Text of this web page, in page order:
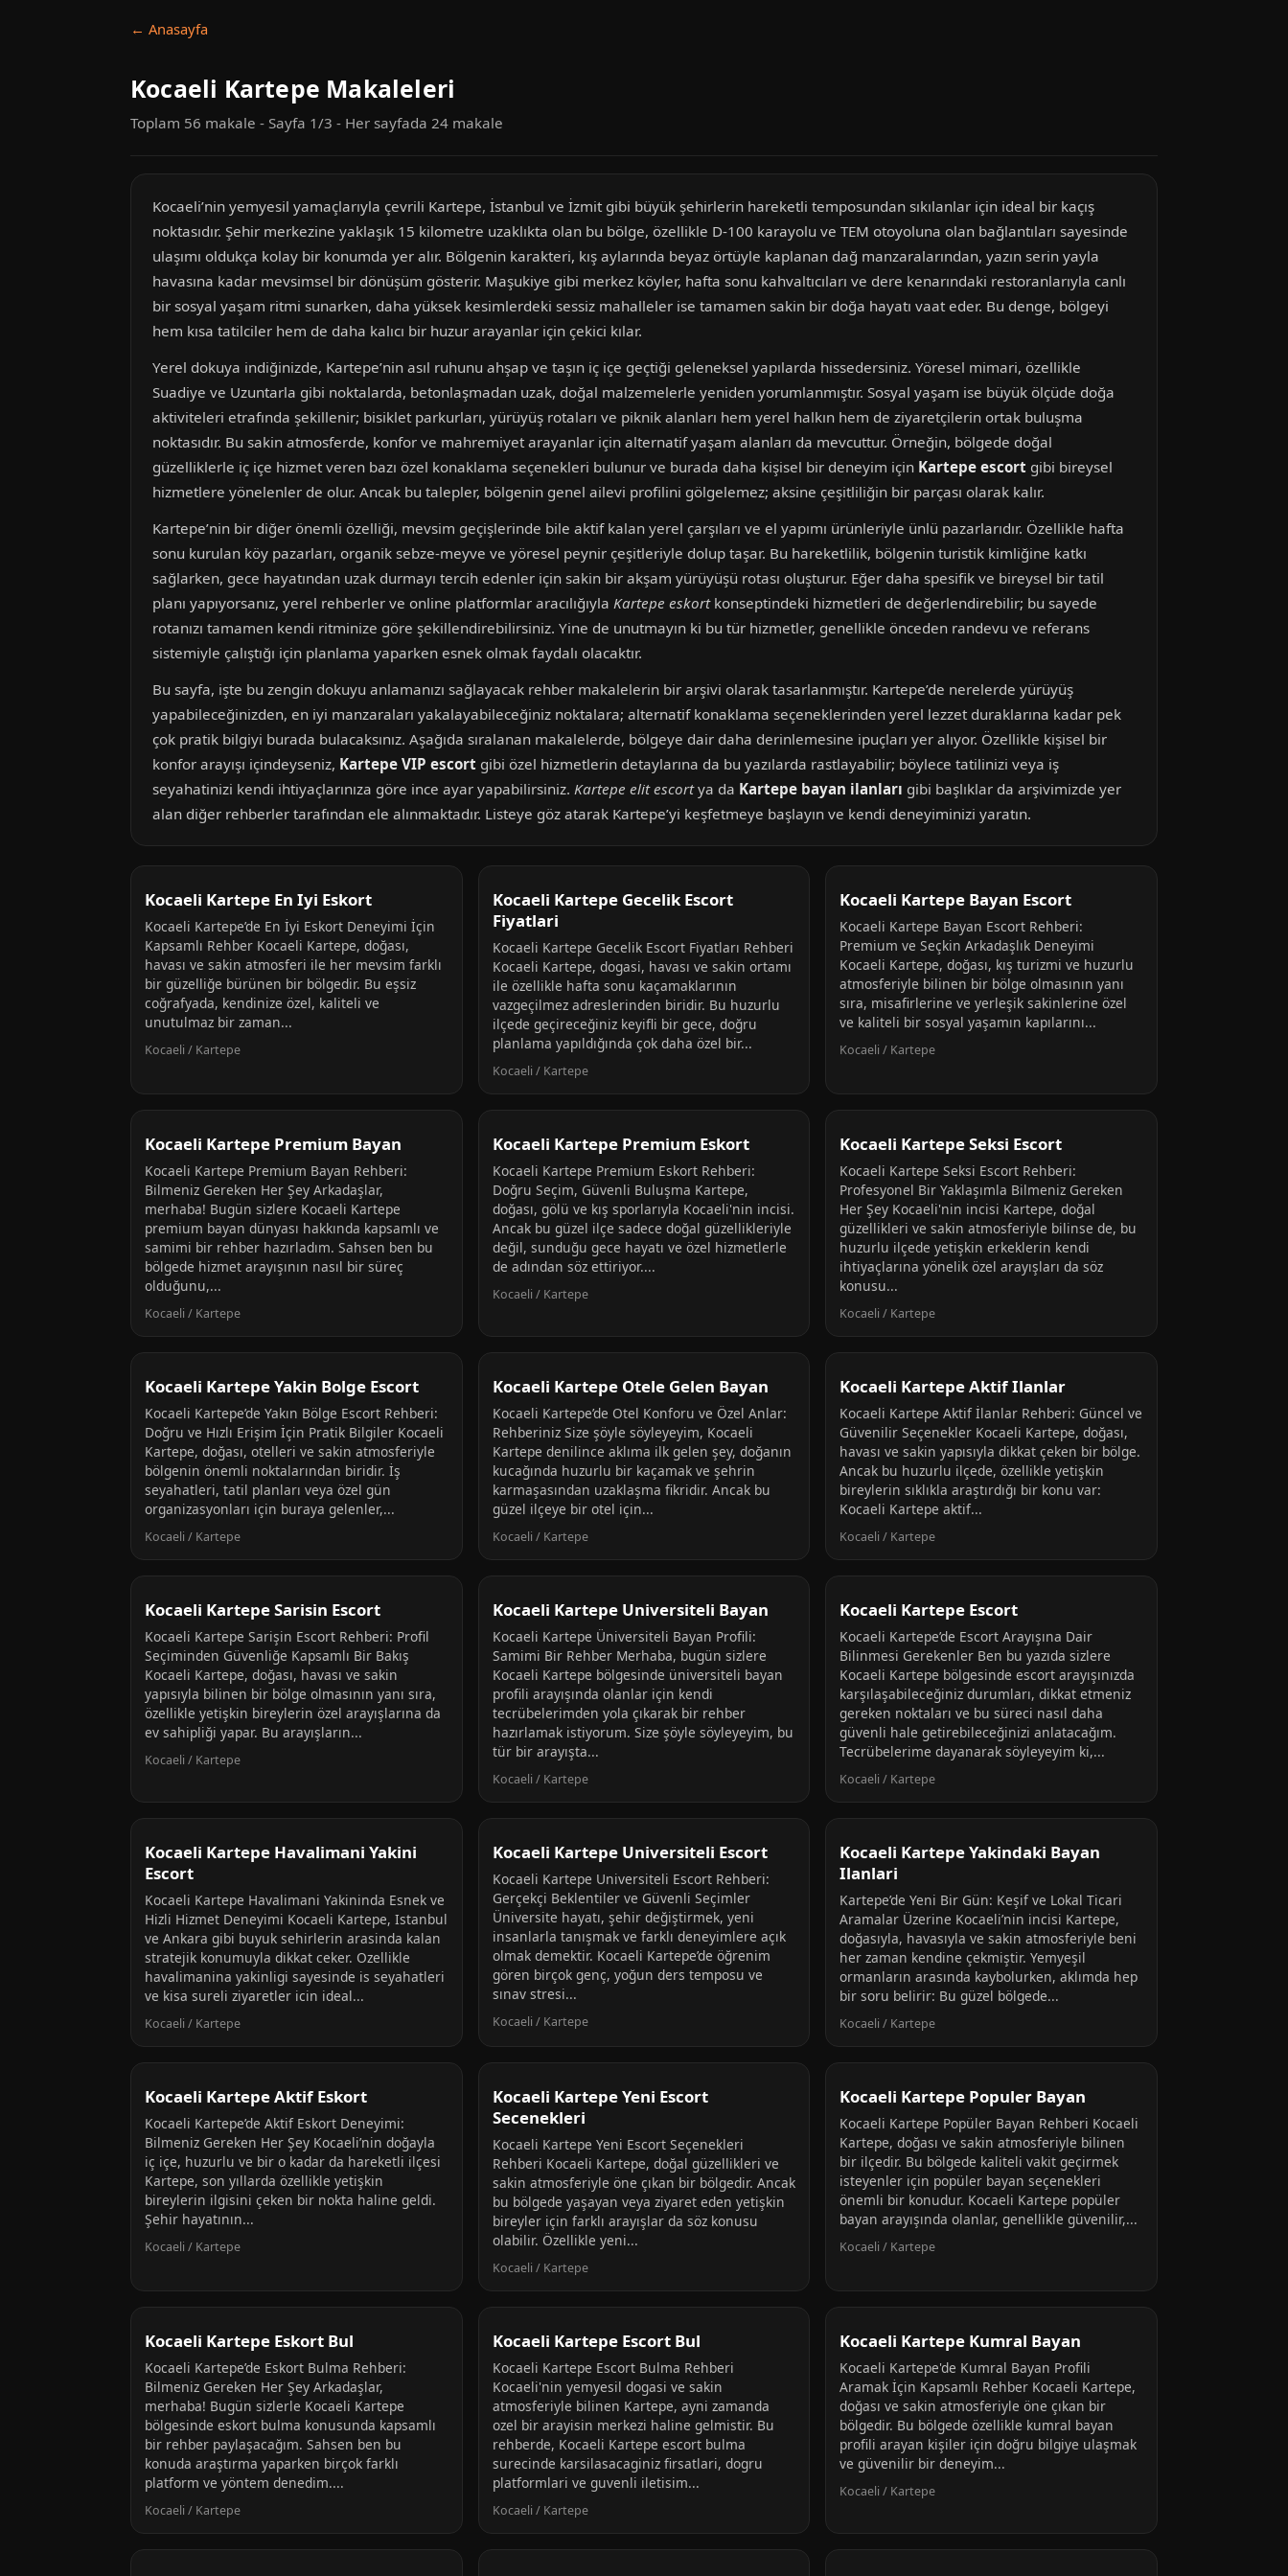
← Anasayfa
Kocaeli Kartepe Makaleleri
Toplam 56 makale - Sayfa 1/3 - Her sayfada 24 makale
Kocaeli’nin yemyesil yamaçlarıyla çevrili Kartepe, İstanbul ve İzmit gibi büyük şehirlerin hareketli temposundan sıkılanlar için ideal bir kaçış
noktasıdır. Şehir merkezine yaklaşık 15 kilometre uzaklıkta olan bu bölge, özellikle D-100 karayolu ve TEM otoyoluna olan bağlantıları sayesinde
ulaşımı oldukça kolay bir konumda yer alır. Bölgenin karakteri, kış aylarında beyaz örtüyle kaplanan dağ manzaralarından, yazın serin yayla
havasına kadar mevsimsel bir dönüşüm gösterir. Maşukiye gibi merkez köyler, hafta sonu kahvaltıcıları ve dere kenarındaki restoranlarıyla canlı
bir sosyal yaşam ritmi sunarken, daha yüksek kesimlerdeki sessiz mahalleler ise tamamen sakin bir doğa hayatı vaat eder. Bu denge, bölgeyi
hem kısa tatilciler hem de daha kalıcı bir huzur arayanlar için çekici kılar.
Yerel dokuya indiğinizde, Kartepe’nin asıl ruhunu ahşap ve taşın iç içe geçtiği geleneksel yapılarda hissedersiniz. Yöresel mimari, özellikle
Suadiye ve Uzuntarla gibi noktalarda, betonlaşmadan uzak, doğal malzemelerle yeniden yorumlanmıştır. Sosyal yaşam ise büyük ölçüde doğa
aktiviteleri etrafında şekillenir; bisiklet parkurları, yürüyüş rotaları ve piknik alanları hem yerel halkın hem de ziyaretçilerin ortak buluşma
noktasıdır. Bu sakin atmosferde, konfor ve mahremiyet arayanlar için alternatif yaşam alanları da mevcuttur. Örneğin, bölgede doğal
güzelliklerle iç içe hizmet veren bazı özel konaklama seçenekleri bulunur ve burada daha kişisel bir deneyim için Kartepe escort gibi bireysel
hizmetlere yönelenler de olur. Ancak bu talepler, bölgenin genel ailevi profilini gölgelemez; aksine çeşitliliğin bir parçası olarak kalır.
Kartepe’nin bir diğer önemli özelliği, mevsim geçişlerinde bile aktif kalan yerel çarşıları ve el yapımı ürünleriyle ünlü pazarlarıdır. Özellikle hafta
sonu kurulan köy pazarları, organik sebze-meyve ve yöresel peynir çeşitleriyle dolup taşar. Bu hareketlilik, bölgenin turistik kimliğine katkı
sağlarken, gece hayatından uzak durmayı tercih edenler için sakin bir akşam yürüyüşü rotası oluşturur. Eğer daha spesifik ve bireysel bir tatil
planı yapıyorsanız, yerel rehberler ve online platformlar aracılığıyla Kartepe eskortkonseptindeki hizmetleri de değerlendirebilir; bu sayede
rotanızı tamamen kendi ritminize göre şekillendirebilirsiniz. Yine de unutmayın ki bu tür hizmetler, genellikle önceden randevu ve referans
sistemiyle çalıştığı için planlama yaparken esnek olmak faydalı olacaktır.
Bu sayfa, işte bu zengin dokuyu anlamanızı sağlayacak rehber makalelerin bir arşivi olarak tasarlanmıştır. Kartepe’de nerelerde yürüyüş
yapabileceğinizden, en iyi manzaraları yakalayabileceğiniz noktalara; alternatif konaklama seçeneklerinden yerel lezzet duraklarına kadar pek
çok pratik bilgiyi burada bulacaksınız. Aşağıda sıralanan makalelerde, bölgeye dair daha derinlemesine ipuçları yer alıyor. Özellikle kişisel bir
konfor arayışı içindeyseniz, Kartepe VIP escort gibi özel hizmetlerin detaylarına da bu yazılarda rastlayabilir; böylece tatilinizi veya iş
seyahatinizi kendi ihtiyaçlarınıza göre ince ayar yapabilirsiniz. Kartepe elit escortya da Kartepe bayan ilanları gibi başlıklar da arşivimizde yer
alan diğer rehberler tarafından ele alınmaktadır. Listeye göz atarak Kartepe’yi keşfetmeye başlayın ve kendi deneyiminizi yaratın.
Kocaeli Kartepe En Iyi Eskort
Kocaeli Kartepe’de En İyi Eskort Deneyimi İçin
Kapsamlı Rehber Kocaeli Kartepe, doğası,
havası ve sakin atmosferi ile her mevsim farklı
bir güzelliğe bürünen bir bölgedir. Bu eşsiz
coğrafyada, kendinize özel, kaliteli ve
unutulmaz bir zaman...
Kocaeli / Kartepe
Kocaeli Kartepe Gecelik Escort
Fiyatlari
Kocaeli Kartepe Gecelik Escort Fiyatları Rehberi
Kocaeli Kartepe, dogasi, havası ve sakin ortamı
ile özellikle hafta sonu kaçamaklarının
vazgeçilmez adreslerinden biridir. Bu huzurlu
ilçede geçireceğiniz keyifli bir gece, doğru
planlama yapıldığında çok daha özel bir...
Kocaeli / Kartepe
Kocaeli Kartepe Bayan Escort
Kocaeli Kartepe Bayan Escort Rehberi:
Premium ve Seçkin Arkadaşlık Deneyimi
Kocaeli Kartepe, doğası, kış turizmi ve huzurlu
atmosferiyle bilinen bir bölge olmasının yanı
sıra, misafirlerine ve yerleşik sakinlerine özel
ve kaliteli bir sosyal yaşamın kapılarını...
Kocaeli / Kartepe
Kocaeli Kartepe Premium Bayan
Kocaeli Kartepe Premium Bayan Rehberi:
Bilmeniz Gereken Her Şey Arkadaşlar,
merhaba! Bugün sizlere Kocaeli Kartepe
premium bayan dünyası hakkında kapsamlı ve
samimi bir rehber hazırladım. Sahsen ben bu
bölgede hizmet arayışının nasıl bir süreç
olduğunu,...
Kocaeli / Kartepe
Kocaeli Kartepe Premium Eskort
Kocaeli Kartepe Premium Eskort Rehberi:
Doğru Seçim, Güvenli Buluşma Kartepe,
doğası, gölü ve kış sporlarıyla Kocaeli'nin incisi.
Ancak bu güzel ilçe sadece doğal güzellikleriyle
değil, sunduğu gece hayatı ve özel hizmetlerle
de adından söz ettiriyor....
Kocaeli / Kartepe
Kocaeli Kartepe Seksi Escort
Kocaeli Kartepe Seksi Escort Rehberi:
Profesyonel Bir Yaklaşımla Bilmeniz Gereken
Her Şey Kocaeli'nin incisi Kartepe, doğal
güzellikleri ve sakin atmosferiyle bilinse de, bu
huzurlu ilçede yetişkin erkeklerin kendi
ihtiyaçlarına yönelik özel arayışları da söz
konusu...
Kocaeli / Kartepe
Kocaeli Kartepe Yakin Bolge Escort
Kocaeli Kartepe’de Yakın Bölge Escort Rehberi:
Doğru ve Hızlı Erişim İçin Pratik Bilgiler Kocaeli
Kartepe, doğası, otelleri ve sakin atmosferiyle
bölgenin önemli noktalarından biridir. İş
seyahatleri, tatil planları veya özel gün
organizasyonları için buraya gelenler,...
Kocaeli / Kartepe
Kocaeli Kartepe Otele Gelen Bayan
Kocaeli Kartepe’de Otel Konforu ve Özel Anlar:
Rehberiniz Size şöyle söyleyeyim, Kocaeli
Kartepe denilince aklıma ilk gelen şey, doğanın
kucağında huzurlu bir kaçamak ve şehrin
karmaşasından uzaklaşma fikridir. Ancak bu
güzel ilçeye bir otel için...
Kocaeli / Kartepe
Kocaeli Kartepe Aktif Ilanlar
Kocaeli Kartepe Aktif İlanlar Rehberi: Güncel ve
Güvenilir Seçenekler Kocaeli Kartepe, doğası,
havası ve sakin yapısıyla dikkat çeken bir bölge.
Ancak bu huzurlu ilçede, özellikle yetişkin
bireylerin sıklıkla araştırdığı bir konu var:
Kocaeli Kartepe aktif...
Kocaeli / Kartepe
Kocaeli Kartepe Sarisin Escort
Kocaeli Kartepe Sarişin Escort Rehberi: Profil
Seçiminden Güvenliğe Kapsamlı Bir Bakış
Kocaeli Kartepe, doğası, havası ve sakin
yapısıyla bilinen bir bölge olmasının yanı sıra,
özellikle yetişkin bireylerin özel arayışlarına da
ev sahipliği yapar. Bu arayışların...
Kocaeli / Kartepe
Kocaeli Kartepe Universiteli Bayan
Kocaeli Kartepe Üniversiteli Bayan Profili:
Samimi Bir Rehber Merhaba, bugün sizlere
Kocaeli Kartepe bölgesinde üniversiteli bayan
profili arayışında olanlar için kendi
tecrübelerimden yola çıkarak bir rehber
hazırlamak istiyorum. Size şöyle söyleyeyim, bu
tür bir arayışta...
Kocaeli / Kartepe
Kocaeli Kartepe Escort
Kocaeli Kartepe’de Escort Arayışına Dair
Bilinmesi Gerekenler Ben bu yazıda sizlere
Kocaeli Kartepe bölgesinde escort arayışınızda
karşılaşabileceğiniz durumları, dikkat etmeniz
gereken noktaları ve bu süreci nasıl daha
güvenli hale getirebileceğinizi anlatacağım.
Tecrübelerime dayanarak söyleyeyim ki,...
Kocaeli / Kartepe
Kocaeli Kartepe Havalimani Yakini
Escort
Kocaeli Kartepe Havalimani Yakininda Esnek ve
Hizli Hizmet Deneyimi Kocaeli Kartepe, Istanbul
ve Ankara gibi buyuk sehirlerin arasinda kalan
stratejik konumuyla dikkat ceker. Ozellikle
havalimanina yakinligi sayesinde is seyahatleri
ve kisa sureli ziyaretler icin ideal...
Kocaeli / Kartepe
Kocaeli Kartepe Universiteli Escort
Kocaeli Kartepe Universiteli Escort Rehberi:
Gerçekçi Beklentiler ve Güvenli Seçimler
Üniversite hayatı, şehir değiştirmek, yeni
insanlarla tanışmak ve farklı deneyimlere açık
olmak demektir. Kocaeli Kartepe’de öğrenim
gören birçok genç, yoğun ders temposu ve
sınav stresi...
Kocaeli / Kartepe
Kocaeli Kartepe Yakindaki Bayan
Ilanlari
Kartepe’de Yeni Bir Gün: Keşif ve Lokal Ticari
Aramalar Üzerine Kocaeli’nin incisi Kartepe,
doğasıyla, havasıyla ve sakin atmosferiyle beni
her zaman kendine çekmiştir. Yemyeşil
ormanların arasında kaybolurken, aklımda hep
bir soru belirir: Bu güzel bölgede...
Kocaeli / Kartepe
Kocaeli Kartepe Aktif Eskort
Kocaeli Kartepe’de Aktif Eskort Deneyimi:
Bilmeniz Gereken Her Şey Kocaeli’nin doğayla
iç içe, huzurlu ve bir o kadar da hareketli ilçesi
Kartepe, son yıllarda özellikle yetişkin
bireylerin ilgisini çeken bir nokta haline geldi.
Şehir hayatının...
Kocaeli / Kartepe
Kocaeli Kartepe Yeni Escort
Secenekleri
Kocaeli Kartepe Yeni Escort Seçenekleri
Rehberi Kocaeli Kartepe, doğal güzellikleri ve
sakin atmosferiyle öne çıkan bir bölgedir. Ancak
bu bölgede yaşayan veya ziyaret eden yetişkin
bireyler için farklı arayışlar da söz konusu
olabilir. Özellikle yeni...
Kocaeli / Kartepe
Kocaeli Kartepe Populer Bayan
Kocaeli Kartepe Popüler Bayan Rehberi Kocaeli
Kartepe, doğası ve sakin atmosferiyle bilinen
bir ilçedir. Bu bölgede kaliteli vakit geçirmek
isteyenler için popüler bayan seçenekleri
önemli bir konudur. Kocaeli Kartepe popüler
bayan arayışında olanlar, genellikle güvenilir,...
Kocaeli / Kartepe
Kocaeli Kartepe Eskort Bul
Kocaeli Kartepe’de Eskort Bulma Rehberi:
Bilmeniz Gereken Her Şey Arkadaşlar,
merhaba! Bugün sizlerle Kocaeli Kartepe
bölgesinde eskort bulma konusunda kapsamlı
bir rehber paylaşacağım. Sahsen ben bu
konuda araştırma yaparken birçok farklı
platform ve yöntem denedim....
Kocaeli / Kartepe
Kocaeli Kartepe Escort Bul
Kocaeli Kartepe Escort Bulma Rehberi
Kocaeli'nin yemyesil dogasi ve sakin
atmosferiyle bilinen Kartepe, ayni zamanda
ozel bir arayisin merkezi haline gelmistir. Bu
rehberde, Kocaeli Kartepe escort bulma
surecinde karsilasacaginiz firsatlari, dogru
platformlari ve guvenli iletisim...
Kocaeli / Kartepe
Kocaeli Kartepe Kumral Bayan
Kocaeli Kartepe'de Kumral Bayan Profili
Aramak İçin Kapsamlı Rehber Kocaeli Kartepe,
doğası ve sakin atmosferiyle öne çıkan bir
bölgedir. Bu bölgede özellikle kumral bayan
profili arayan kişiler için doğru bilgiye ulaşmak
ve güvenilir bir deneyim...
Kocaeli / Kartepe